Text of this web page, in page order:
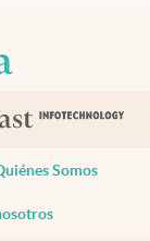
pestaña
nueva pestaña
en nueva pestaña
Somos